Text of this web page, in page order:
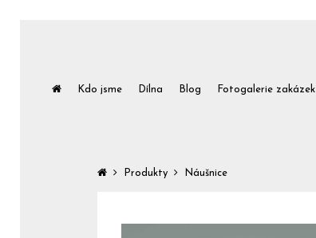
Kdo jsme Dílna Blog Fotogalerie zakázek
Produkty Náušnice